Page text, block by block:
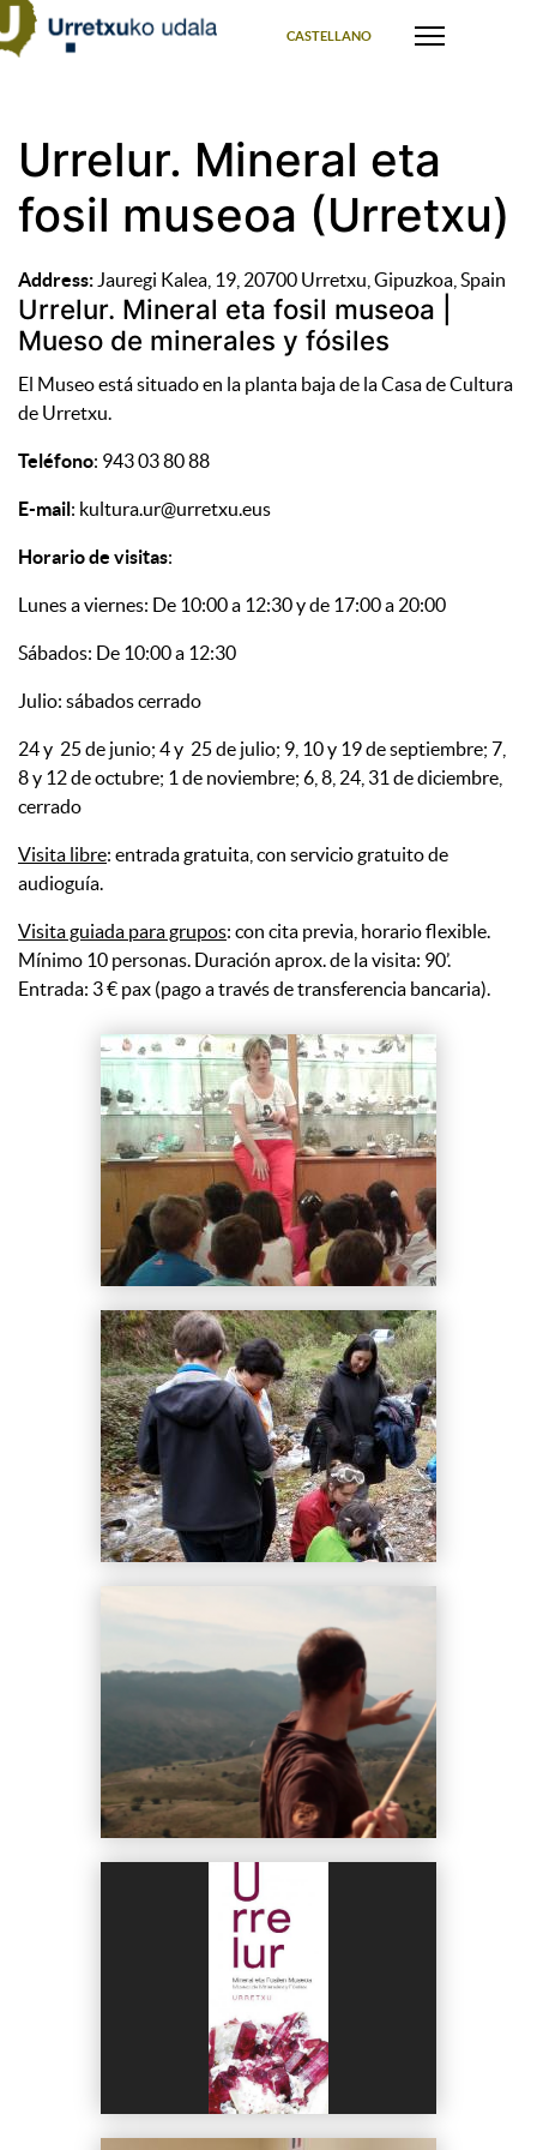
CASTELLANO
Urrelur. Mineral eta
fosil museoa (Urretxu)
Address: Jauregi Kalea, 19, 20700 Urretxu, Gipuzkoa, Spain
Urrelur. Mineral eta fosil museoa |
Mueso de minerales y fósiles
El Museo está situado en la planta baja de la Casa de Cultura
de Urretxu.
Teléfono: 943 03 80 88
E-mail : kultura.ur@urretxu.eus
Horario de visitas:
Lunes a viernes: De 10:00 a 12:30 y de 17:00 a 20:00
Sábados: De 10:00 a 12:30
Julio: sábados cerrado
24 y 25 de junio; 4 y 25 de julio; 9, 10 y 19 de septiembre; 7,
8 y 12 de octubre; 1 de noviembre; 6, 8, 24, 31 de diciembre,
cerrado
Visita libre: entrada gratuita, con servicio gratuito de
audioguía.
Visita guiada para grupos: con cita previa, horario flexible.
Mínimo 10 personas. Duración aprox. de la visita: 90’.
Entrada: 3 € pax (pago a través de transferencia bancaria).
Visitas guiadas para los colegios de Ur
Excursión mineralógica: Minería al pie
Taller de arqueología: lanzamiento de fl